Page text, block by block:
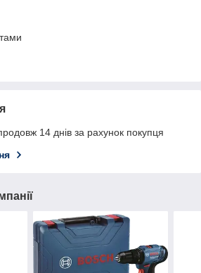
14 днів за рахунок покупця